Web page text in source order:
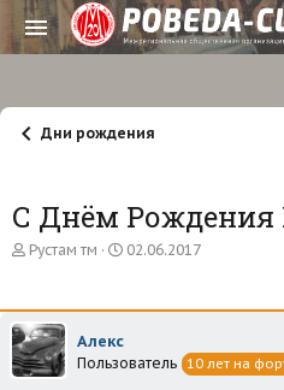
Дни рождения
С Днём Рождения
А
о
р
т
е
Рустам тм
Д
а
ч
02.06.2017
Алекс
Пользователь 10 лет на